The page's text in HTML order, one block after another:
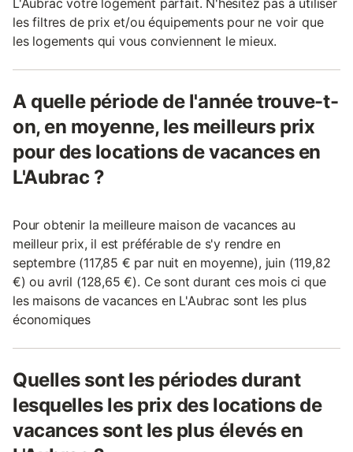
L'Aubrac votre logement parfait. N'hésitez pas à utiliser
les filtres de prix et/ou équipements pour ne voir que
les logements qui vous conviennent le mieux.
A quelle période de l'année trouve-t-
on, en moyenne, les meilleurs prix
pour des locations de vacances en
L'Aubrac ?
Pour obtenir la meilleure maison de vacances au
meilleur prix, il est préférable de s'y rendre en
septembre (117,85 € par nuit en moyenne), juin (119,82
€) ou avril (128,65 €). Ce sont durant ces mois ci que
les maisons de vacances en L'Aubrac sont les plus
économiques
Quelles sont les périodes durant
lesquelles les prix des locations de
vacances sont les plus élevés en